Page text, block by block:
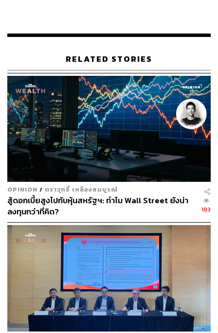
ด้าน บล.เอเซีย พลัส ประเมินว่า การที่หลายประเทศกลับมา
ล็อกดาวน์อีกครั้งในช่วงปลายปี 2563 อาจเพิ่มความเสี่ยงต่อ
การฟื้นตัวของเศรษฐกิจในปี 2564 และยังเป็นปัจจัยกดดัน
ตลาดหุ้นโลกต่อไป รวมถึงกดดันราคาสินค้าโภคภัณฑ์
โดยราคาน้ำมันดิบสัปดาห์ก่อนลดลงไปแล้วประมาณ 10%
เนื่องจากการล็อกดาวน์ ทำให้ความต้องการใช้น้ำมันชะลอ
ตัว ถือเป็น Sentiment เชิงลบต่อหุ้นกลุ่มน้ำมัน อาทิ
บมจ.ปตท. (PTT) และ บมจ.ปตท.สำรวจและผลิตปิโตรเลียม
(PTTEP) จึงแนะนำชะลอการเข้าลงทุนในช่วงสั้น
จากสถิติการเคลื่อนไหวของหุ้นไทยในกลุ่มพลังงานและท่อง
เที่ยวเมื่อสัปดาห์ก่อนปรับตัวลดลงราว 3% มากกว่าตลาดโดย
รวมที่ลดลง 1.5%
พิสูจน์อักษร: พรนภัส ชำนาญค้า
สามารถติดตาม THE STANDARD WEALTH
ผ่านแอปพลิเคชันต่างๆ ที่คุณสะดวกหรือใช้งานอยู่แล้วได้เลย
RELATED STORIES
OPINION / ตราวุทธิ์ เหลืองสมบูรณ์
สู้ดอกเบี้ยสูงไปกับหุ้นสหรัฐฯ: ทำไม Wall Street ยังน่า
ลงทุนกว่าที่คิด?
183